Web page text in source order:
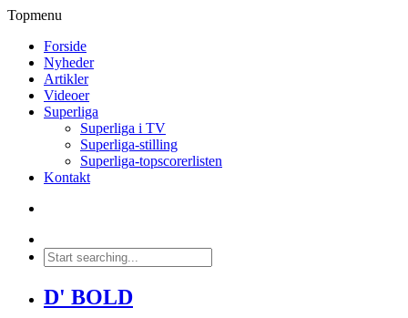
Topmenu
Forside
Nyheder
Artikler
Videoer
Superliga
Superliga i TV
Superliga-stilling
Superliga-topscorerlisten
Kontakt
D' BOLD